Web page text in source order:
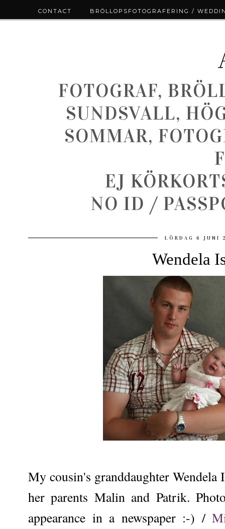
FOTOGRAF,
SUNDSVALL,
SOMMAR,
EJ
NO ID /
LÖRDAG 6 JUNI
Wendela
My cousin's granddaughter
her parents Malin and Patrik.
appearance in a newspaper :-) /
CONTACT BRÖLLOPSFOTOGRAFERING /